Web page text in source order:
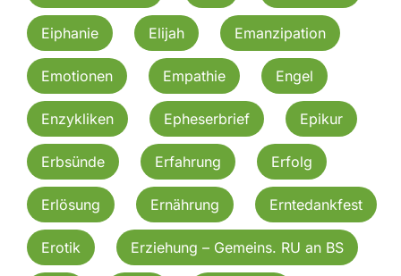
Eiphanie Elijah Emanzipation
Emotionen Empathie Engel
Enzykliken Epheserbrief Epikur
Erbsünde Erfahrung Erfolg
Erlösung Ernährung Erntedankfest
Erotik Erziehung – Gemeins. RU an BS